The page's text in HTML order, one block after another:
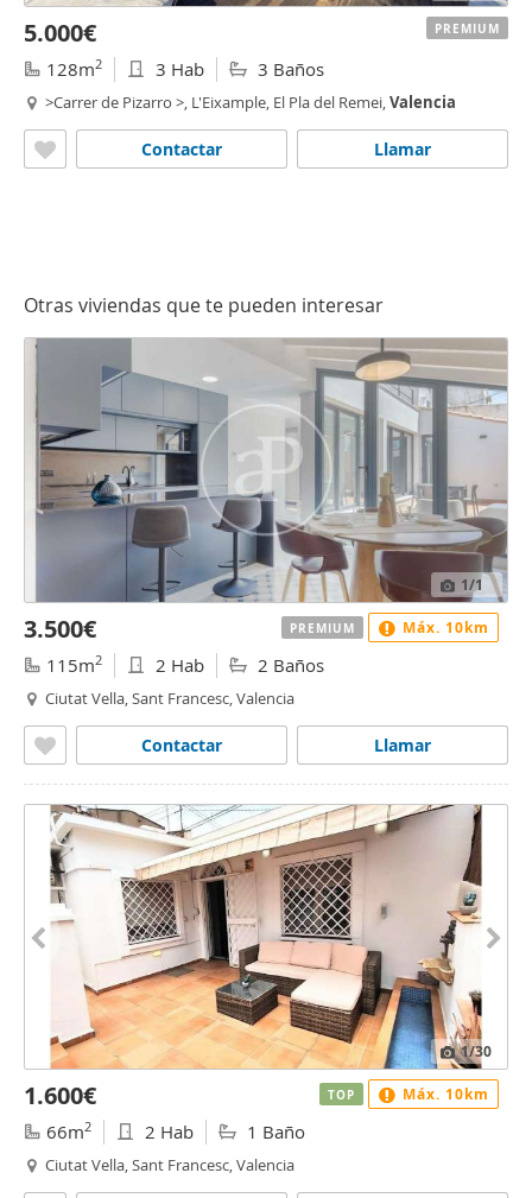
5.000€
128m2 3 Hab 3 Baños
>Carrer de Pizarro >, L'Eixample, El Pla del Remei,Valencia
Llamar
Contactar
PREMIUM
Otras viviendas que te pueden interesar
1/1
3.500€
115m2 2 Hab 2 Baños
Ciutat Vella, Sant Francesc, Valencia
Llamar
Contactar
PREMIUM Máx. 10km
1/30
1.600€
66m2 2 Hab 1 Baño
Ciutat Vella, Sant Francesc, Valencia
TOP Máx. 10km